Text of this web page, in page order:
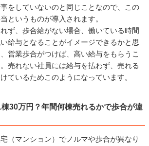
をしていないのと同じことなので、この
というものが導入されます。
ず、歩合給がない場合、働いている時間
給与となることがイメージできるかと思
営業歩合がつけば、高い給与をもらうこ
売れない社員には給与を払わず、売れる
ているためこのようになっています。
30万円？年間何棟売れるかで歩合が違
（マンション）でノルマや歩合が異なり